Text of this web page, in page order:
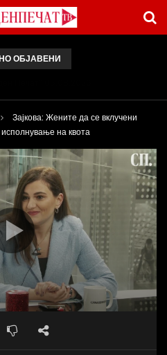
ОБЈАВЕНИ
Зајкова: Жените да се вклучени
на квота